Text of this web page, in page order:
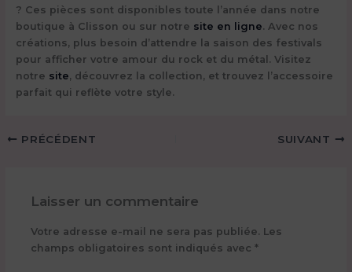
? Ces pièces sont disponibles toute l’année dans notre
boutique à Clisson ou sur notre site en ligne. Avec nos
créations, plus besoin d’attendre la saison des festivals
pour afficher votre amour du rock et du métal. Visitez
notre site, découvrez la collection, et trouvez l’accessoire
parfait qui reflète votre style.
PRÉCÉDENT SUIVANT
Laisser un commentaire
Votre adresse e-mail ne sera pas publiée. Les
champs obligatoires sont indiqués avec *